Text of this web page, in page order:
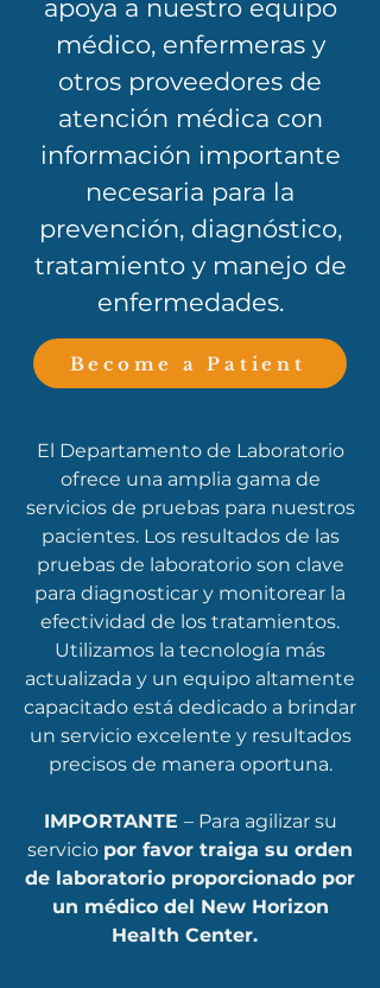
apoya a nuestro equipo
médico, enfermeras y
otros proveedores de
atención médica con
información importante
necesaria para la
prevención, diagnóstico,
tratamiento y manejo de
enfermedades.
Become a Patient
​El Departamento de Laboratorio
ofrece una amplia gama de
servicios de pruebas para nuestros
pacientes. Los resultados de las
pruebas de laboratorio son clave
para diagnosticar y monitorear la
efectividad de los tratamientos.
Utilizamos la tecnología más
actualizada y un equipo altamente
capacitado está dedicado a brindar
un servicio excelente y resultados
precisos de manera oportuna.
IMPORTANTE – Para agilizar su
servicio por favor traiga su orden
de laboratorio proporcionado por
un médico del New Horizon
Health Center.